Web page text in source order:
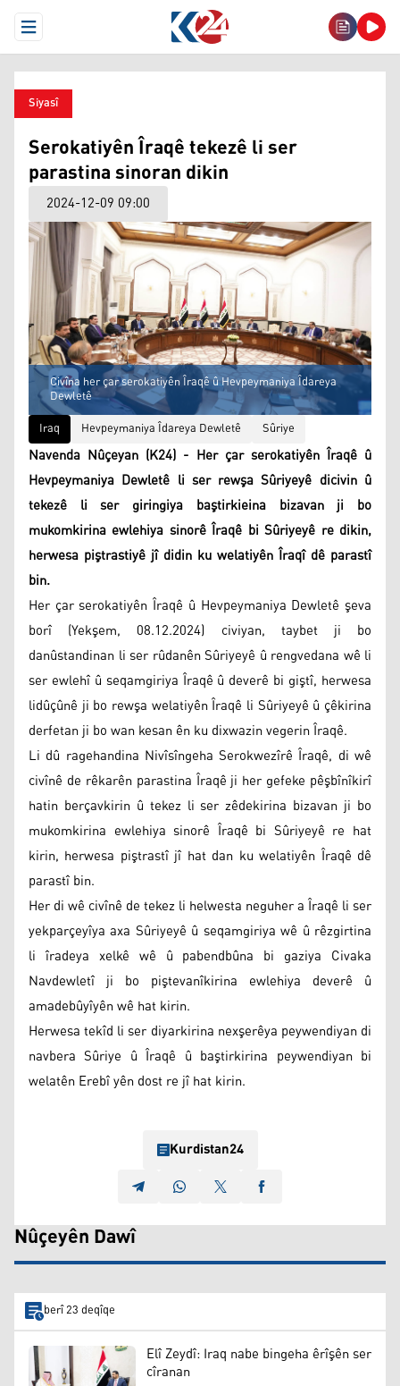
Open Menu
Siyasî
Serokatiyên Îraqê tekezê li ser
parastina sinoran dikin
2024-12-09 09:00
Civîna her çar serokatiyên Îraqê û Hevpeymaniya Îdareya
Dewletê
Iraq
Hevpeymaniya Îdareya Dewletê Sûriye
Navenda Nûçeyan (K24) - Her çar serokatiyên Îraqê û
Hevpeymaniya Dewletê li ser rewşa Sûriyeyê dicivin û
tekezê li ser giringiya baştirkieina bizavan ji bo
mukomkirina ewlehiya sinorê Îraqê bi Sûriyeyê re dikin,
herwesa piştrastiyê jî didin ku welatiyên Îraqî dê parastî
bin.
Her çar serokatiyên Îraqê û Hevpeymaniya Dewletê şeva
borî (Yekşem, 08.12.2024) civiyan, taybet ji bo
danûstandinan li ser rûdanên Sûriyeyê û rengvedana wê li
ser ewlehî û seqamgiriya Îraqê û deverê bi giştî, herwesa
lidûçûnê ji bo rewşa welatiyên Îraqê li Sûriyeyê û çêkirina
derfetan ji bo wan kesan ên ku dixwazin vegerin Îraqê.
Li dû ragehandina Nivîsîngeha Serokwezîrê Îraqê, di wê
civînê de rêkarên parastina Îraqê ji her gefeke pêşbînîkirî
hatin berçavkirin û tekez li ser zêdekirina bizavan ji bo
mukomkirina ewlehiya sinorê Îraqê bi Sûriyeyê re hat
kirin, herwesa piştrastî jî hat dan ku welatiyên Îraqê dê
parastî bin.
Her di wê civînê de tekez li helwesta neguher a Îraqê li ser
yekparçeyîya axa Sûriyeyê û seqamgiriya wê û rêzgirtina
li îradeya xelkê wê û pabendbûna bi gaziya Civaka
Navdewletî ji bo piştevanîkirina ewlehiya deverê û
amadebûyîyên wê hat kirin.
Herwesa tekîd li ser diyarkirina nexşerêya peywendiyan di
navbera Sûriye û Îraqê û baştirkirina peywendiyan bi
welatên Erebî yên dost re jî hat kirin.
Kurdistan24
Nûçeyên Dawî
berî 23 deqîqe
Elî Zeydî: Iraq nabe bingeha êrîşên ser
cîranan